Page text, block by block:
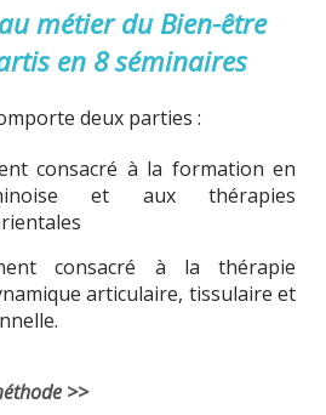
métier du Bien-être
en 8 séminaires
deux parties :
consacré à la formation en
et aux thérapies
consacré à la thérapie
articulaire, tissulaire et
>>